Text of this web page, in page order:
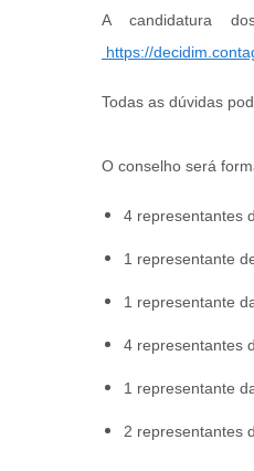
A candidatura
https://
Todas as dúvidas
O conselho será
4 representantes
1 representante
1 representante
4 representantes
1 representante
2 representantes